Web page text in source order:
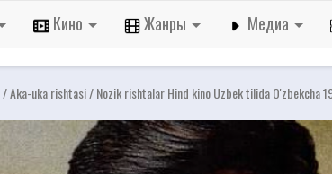
Кино Жанры Медиа
uka rishtasi / Nozik rishtalar Hind kino Uzbek tilida O'zbekcha